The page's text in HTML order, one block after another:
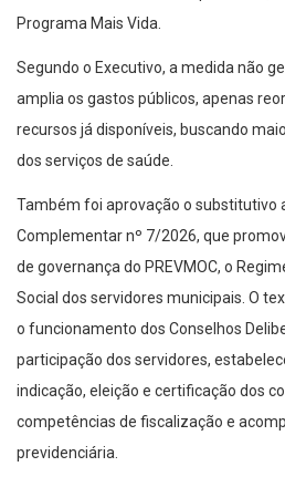
Programa Mais Vida.
Segundo o Executivo, a medida não
amplia os gastos públicos, apenas
recursos já disponíveis, buscando
dos serviços de saúde.
Também foi aprovação o substitutivo
Complementar nº 7/2026, que
de governança do PREVMOC, o
Social dos servidores municipais. O
o funcionamento dos Conselhos
participação dos servidores,
indicação, eleição e certificação dos
competências de fiscalização e
previdenciária.